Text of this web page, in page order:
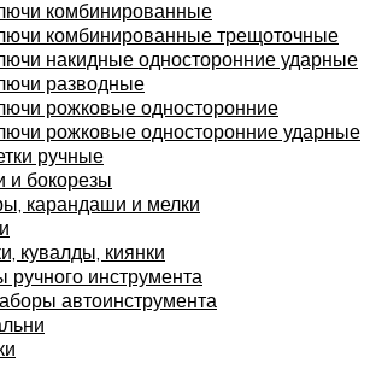
комбинированные
комбинированные трещоточные
накидные односторонние ударные
разводные
рожковые односторонние
рожковые односторонние ударные
ручные
и бокорезы
карандаши и мелки
кувалды, киянки
ручного инструмента
автоинструмента